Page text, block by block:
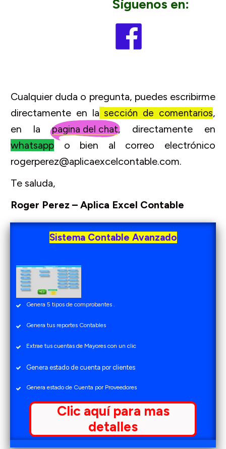
Síguenos en:
Cualquier duda o pregunta, puedes escribirme
directamente en la sección de comentarios,
en lapagina del chat, directamente en
whatsapp o bien al correo electrónico
rogerperez@aplicaexcelcontable.com.
Te saluda,
Roger Perez – Aplica Excel Contable
Sistema Contable Avanzado
Genera 5 tipos de comprobantes .
Genera tus reportes Contables
Extrae tus cuentas de Mayores con un clic
Genera estado de cuenta por clientes
Genera estado de Cuenta por Proveedores
Clic aquí para mas
detalles